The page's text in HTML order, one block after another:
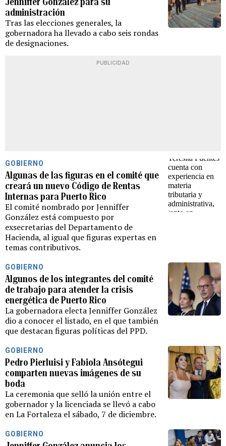
administración
Tras las elecciones generales, la
gobernadora ha llevado a cabo seis rondas
de designaciones.
PUBLICIDAD
GOBIERNO
Algunas de las figuras en el comité que
creará un nuevo Código de Rentas
Internas para Puerto Rico
El comité nombrado por Jenniffer
González está compuesto por
exsecretarias del Departamento de
Hacienda, al igual que figuras expertas en
temas contributivos.
GOBIERNO
Algunos de los integrantes del comité
de trabajo para atender la crisis
energética de Puerto Rico
La gobernadora electa Jenniffer González
dio a conocer el listado, en el que también
que destacan figuras políticas del PPD.
GOBIERNO
Pedro Pierluisi y Fabiola Ansótegui
comparten nuevas imágenes de su
boda
La ceremonia que selló la unión entre el
gobernador y la licenciada se llevó a cabo
en La Fortaleza el sábado, 7 de diciembre.
GOBIERNO